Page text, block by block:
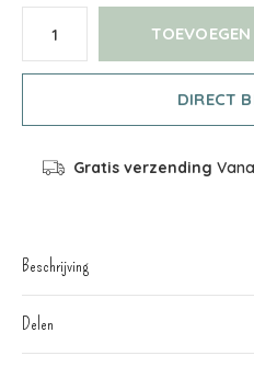
DIRECT
Gratis verzending
Beschrijving
Delen